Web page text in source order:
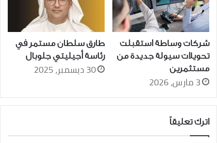
شركات وساطة استقبلت
تحويلات سيولة جديدة من
مستثمرين
3 مارس، 2026
طارق سلطان مستمر في
رئاسة أجيليتي جلوبال
30 ديسمبر، 2025
اترك تعليقاً